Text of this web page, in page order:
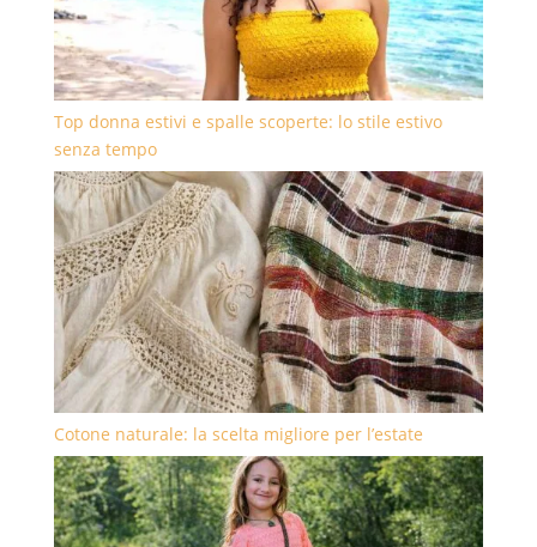
Top donna estivi e spalle scoperte: lo stile estivo
senza tempo
Cotone naturale: la scelta migliore per l’estate